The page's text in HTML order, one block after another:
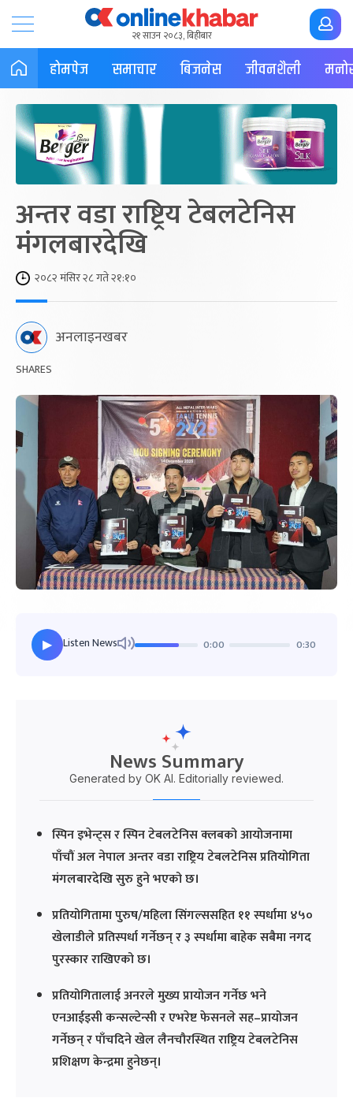
२१ साउन २०८३, बिहीबार
होमपेज समाचार बिजनेस जीवनशैली
अन्तर वडा राष्ट्रिय टेबलटेनिस
मंगलबारदेखि
२०८२ मंसिर २८ गते २१:१०
अनलाइनखबर
SHARES
▶ Listen News 0:00 0:30
News Summary
Generated by OK AI. Editorially reviewed.
स्पिन इभेन्ट्स र स्पिन टेबलटेनिस क्लबको आयोजनामा
पाँचौं अल नेपाल अन्तर वडा राष्ट्रिय टेबलटेनिस प्रतियोगिता
मंगलबारदेखि सुरु हुने भएको छ।
प्रतियोगितामा पुरुष/महिला सिंगल्ससहित ११ स्पर्धामा ४५०
खेलाडीले प्रतिस्पर्धा गर्नेछन् र ३ स्पर्धामा बाहेक सबैमा नगद
पुरस्कार राखिएको छ।
प्रतियोगितालाई अनरले मुख्य प्रायोजन गर्नेछ भने
एनआईइसी कन्सल्टेन्सी र एभरेष्ट फेसनले सह–प्रायोजन
गर्नेछन् र पाँचदिने खेल लैनचौरस्थित राष्ट्रिय टेबलटेनिस
प्रशिक्षण केन्द्रमा हुनेछन्।